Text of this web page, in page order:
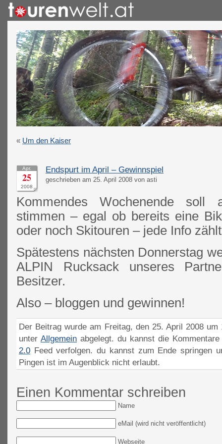
« Um den Kaiser
Apr.
25
2008
Endspurt im April – Gewinnspiel
geschrieben am 25. April 2008 von asti
Kommendes Wochenende soll
stimmen – egal ob bereits eine
oder noch Skitouren – jede Info
Spätestens nächsten Donnerstag
ALPIN Rucksack unseres
Besitzer.
Also – bloggen und gewinnen!
Der Beitrag wurde am Freitag, den 25. April 2008
unter Allgemein abgelegt. du kannst die
2.0 Feed verfolgen. du kannst zum Ende springen
Pingen ist im Augenblick nicht erlaubt.
Einen Kommentar schreiben
Name
eMail (wird nicht veröffentlicht)
Webseite